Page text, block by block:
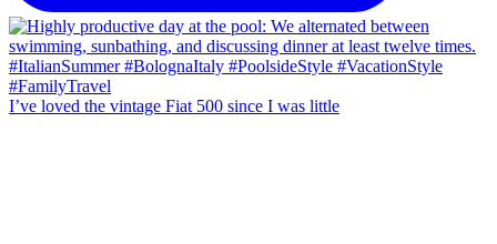
I’ve loved the vintage Fiat 500 since I was little